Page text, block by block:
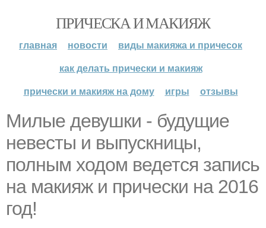
ПРИЧЕСКА И МАКИЯЖ
главная новости
виды макияжа и причесок
как делать прически и макияж
прически и макияж на дому
игры отзывы
Милые девушки - будущие
невесты и выпускницы,
полным ходом ведется запись
на макияж и прически на 2016
год!